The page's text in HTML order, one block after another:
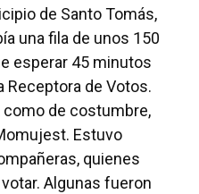
de Santo Tomás,
una fila de unos 150
esperar 45 minutos
Receptora de Votos.
de costumbre,
Estuvo
quienes
Algunas fueron